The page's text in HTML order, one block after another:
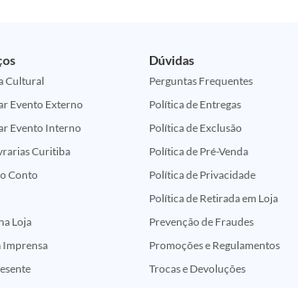
Cultural
Evento Externo
Evento Interno
Curitiba
Conto
Loja
Imprensa
Dúvidas
Perguntas Frequentes
Política de Entregas
Política de Exclusão
Política de Pré-Venda
Política de Privacidade
Política de Retirada em Loja
Prevenção de Fraudes
Promoções e Regulamentos
Trocas e Devoluções